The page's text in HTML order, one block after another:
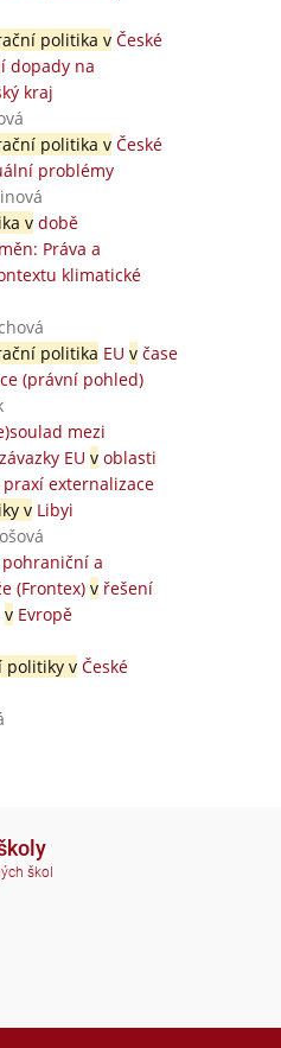
politika vČeské
dopady na
kraj
politika vČeské
problémy
vdobě
Práva a
klimatické
politika EU včase
(právní pohled)
mezi
EU voblasti
externalizace
vLibyi
pohraniční a
(Frontex) vřešení
vEvropě
politiky vČeské
škol